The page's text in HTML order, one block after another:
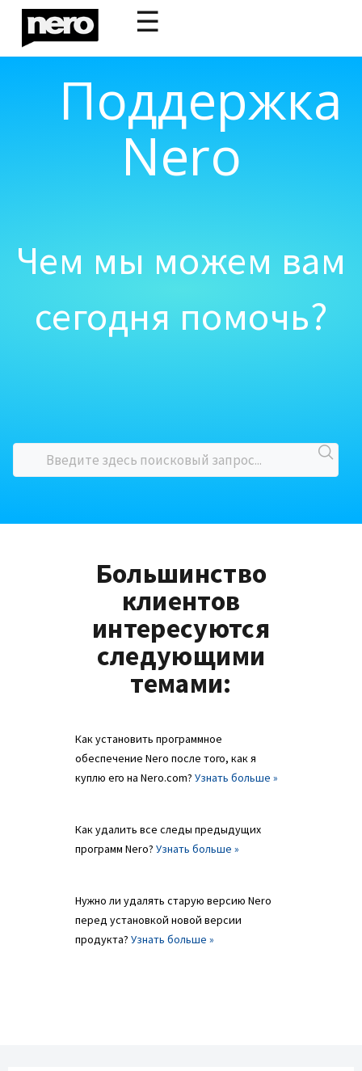
☰
Поддержка
Nero
Чем мы можем вам
сегодня помочь?
Большинство
клиентов
интересуются
следующими
темами:
Как установить программное
обеспечение Nero после того, как я
куплю его на Nero.com? Узнать больше »
Как удалить все следы предыдущих
программ Nero? Узнать больше »
Нужно ли удалять старую версию Nero
перед установкой новой версии
продукта? Узнать больше »